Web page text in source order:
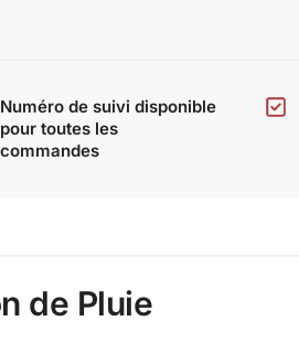
Numéro de suivi disponible
pour toutes les
commandes
de Pluie